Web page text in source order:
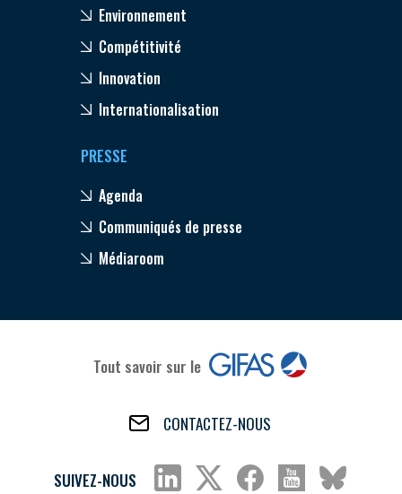
Environnement
Compétitivité
Innovation
Internationalisation
PRESSE
Agenda
Communiqués de presse
Médiaroom
Tout savoir sur le
CONTACTEZ-NOUS
SUIVEZ-NOUS